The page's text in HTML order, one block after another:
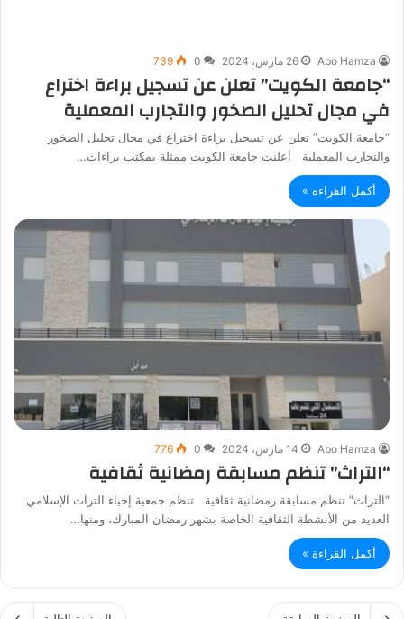
Abo Hamza 26 مارس، 2024 0
739
“جامعة الكويت” تعلن عن تسجيل براءة اختراع
في مجال تحليل الصخور والتجارب المعملية
“جامعة الكويت” تعلن عن تسجيل براءة اختراع في مجال تحليل الصخور
والتجارب المعملية أعلنت جامعة الكويت ممثلة بمكتب براءات…
أكمل القراءة »
Abo Hamza 14 مارس، 2024 0
776
“التراث” تنظم مسابقة رمضانية ثقافية
“التراث” تنظم مسابقة رمضانية ثقافية تنظم جمعية إحياء التراث الإسلامي
العديد من الأنشطة الثقافية الخاصة بشهر رمضان المبارك، ومنها…
أكمل القراءة »